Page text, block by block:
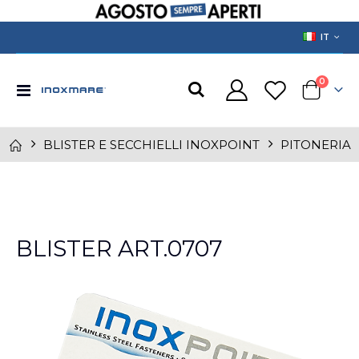
LANGUAGE
IT
Toggle
Cart
0prodotti
BLISTER E SECCHIELLI INOXPOINT PITONERIA
the
end
BLISTER ART.0707